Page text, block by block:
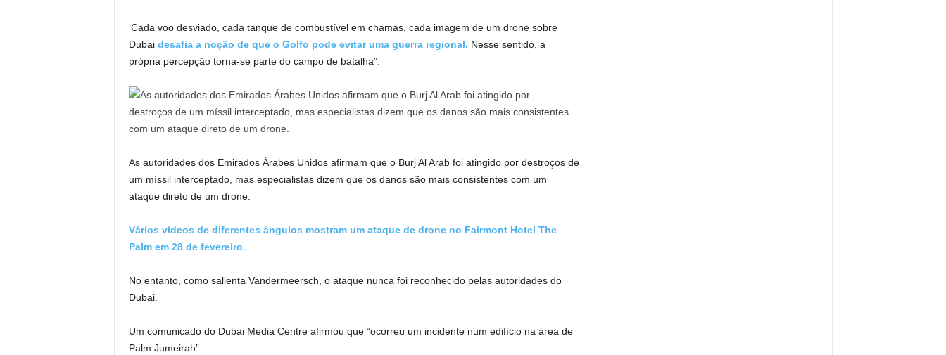
‘Cada voo desviado, cada tanque de combustível em chamas, cada imagem de um drone sobre
Dubai desafia a noção de que o Golfo pode evitar uma guerra regional. Nesse sentido, a
própria percepção torna-se parte do campo de batalha”.
As autoridades dos Emirados Árabes Unidos afirmam que o Burj Al Arab foi atingido por destroços de
um míssil interceptado, mas especialistas dizem que os danos são mais consistentes com um
ataque direto de um drone.
Vários vídeos de diferentes ângulos mostram um ataque de drone no Fairmont Hotel The
Palm em 28 de fevereiro.
No entanto, como salienta Vandermeersch, o ataque nunca foi reconhecido pelas autoridades do
Dubai.
Um comunicado do Dubai Media Centre afirmou que “ocorreu um incidente num edifício na área de
Palm Jumeirah”.